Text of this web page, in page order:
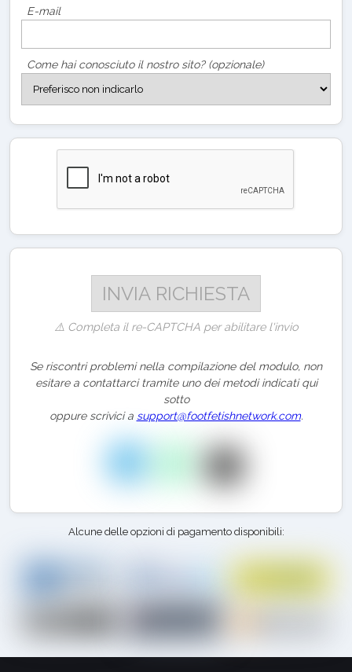
E-mail
Come hai conosciuto il nostro sito? (opzionale)
⚠️ Completa il re-CAPTCHA per abilitare l'invio
Se riscontri problemi nella compilazione del modulo, non
esitare a contattarci tramite uno dei metodi indicati qui
sotto
oppure scrivici a support@footfetishnetwork.com.
Alcune delle opzioni di pagamento disponibili: